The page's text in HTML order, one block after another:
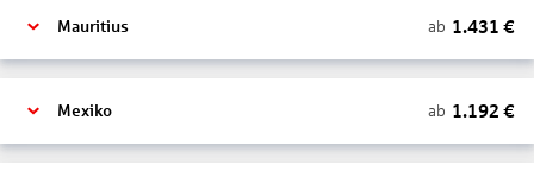
Mauritius ab 1.431 €
Mexiko ab 1.192 €